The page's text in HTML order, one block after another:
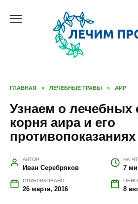
ГЛАВНАЯ » ЛЕЧЕБНЫЕ ТРАВЫ » АИР
Узнаем о лечебных
корня аира и его
противопоказаниях
АВТОР
Иван Серебряков
НА
7
ОПУБЛИКОВАНО
26 марта, 2016 8